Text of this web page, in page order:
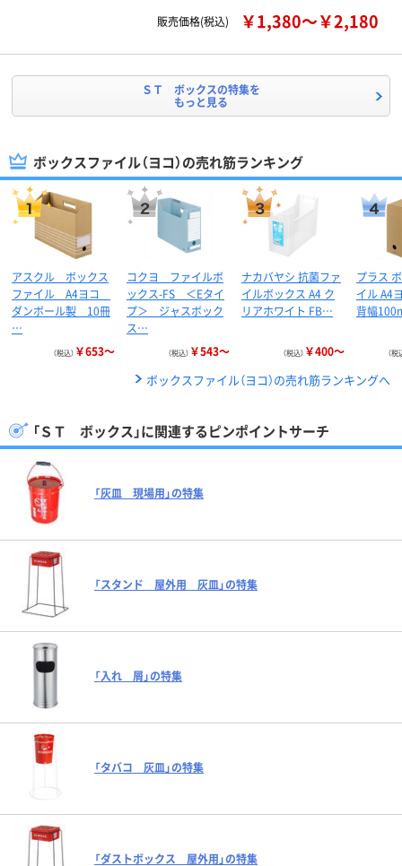
販売価格(税込)
￥1,380～￥2,180
ＳＴ ボックスの特集を
もっと見る
ボックスファイル（ヨコ）の売れ筋ランキング
アスクル ボックス
ファイル A4ヨコ
ダンボール製 10冊
…
（税込） ￥653～
コクヨ ファイルボ
ックス-FS ＜Eタイ
プ＞ ジャスボック
ス…
（税込） ￥543～
ナカバヤシ 抗菌ファ
イルボックス A4 ク
リアホワイト FB…
（税込） ￥400～
プラス
イル A4
背幅
（税
ボックスファイル（ヨコ）の売れ筋ランキングへ
「ＳＴ ボックス」に関連するピンポイントサーチ
「灰皿 現場用」の特集
「スタンド 屋外用 灰皿」の特集
「入れ 屑」の特集
「タバコ 灰皿」の特集
「ダストボックス 屋外用」の特集